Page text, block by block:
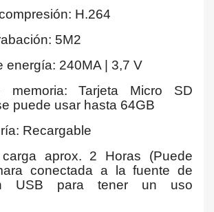
H.264
5M2
energía: 240MA | 3,7 V
memoria: Tarjeta Micro SD
puede usar hasta 64GB
Recargable
aprox. 2 Horas (Puede
conectada a la fuente de
USB para tener un uso